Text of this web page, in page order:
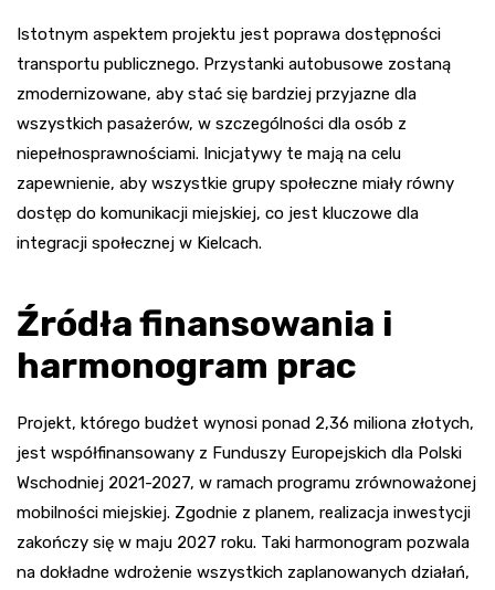
Istotnym aspektem projektu jest poprawa dostępności
transportu publicznego. Przystanki autobusowe zostaną
zmodernizowane, aby stać się bardziej przyjazne dla
wszystkich pasażerów, w szczególności dla osób z
niepełnosprawnościami. Inicjatywy te mają na celu
zapewnienie, aby wszystkie grupy społeczne miały równy
dostęp do komunikacji miejskiej, co jest kluczowe dla
integracji społecznej w Kielcach.
Źródła finansowania i
harmonogram prac
Projekt, którego budżet wynosi ponad 2,36 miliona złotych,
jest współfinansowany z Funduszy Europejskich dla Polski
Wschodniej 2021-2027, w ramach programu zrównoważonej
mobilności miejskiej. Zgodnie z planem, realizacja inwestycji
zakończy się w maju 2027 roku. Taki harmonogram pozwala
na dokładne wdrożenie wszystkich zaplanowanych działań,